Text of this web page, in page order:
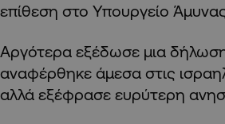
επίθεση στο Υπουργείο
Αργότερα εξέδωσε μια
αναφέρθηκε άμεσα στις
αλλά εξέφρασε ευρύτερη